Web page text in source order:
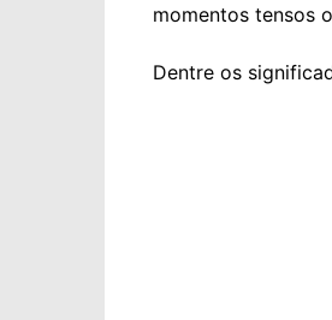
momentos tensos
Dentre os